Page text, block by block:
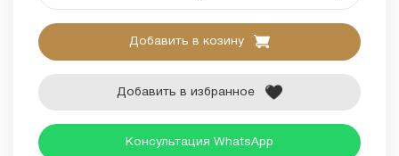
Добавить в козину
Добавить в избранное
Консультация WhatsApp